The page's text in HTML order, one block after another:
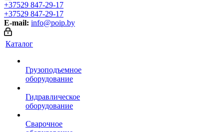
+37529 847-29-17‬
+37529 847-29-17‬
E-mail: info@poip.by
Каталог
Грузоподъемное
оборудование
Гидравлическое
оборудование
Сварочное